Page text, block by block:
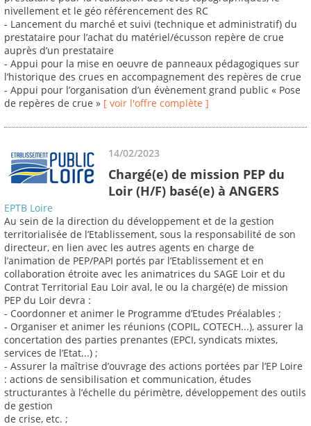
nivellement et le géo référencement des RC
- Lancement du marché et suivi (technique et administratif) du
prestataire pour l’achat du matériel/écusson repère de crue
auprès d’un prestataire
- Appui pour la mise en oeuvre de panneaux pédagogiques sur
l’historique des crues en accompagnement des repères de crue
- Appui pour l’organisation d’un évènement grand public « Pose
de repères de crue » [ voir l'offre complète ]
14/02/2023
Chargé(e) de mission PEP du
Loir (H/F) basé(e) à ANGERS
EPTB Loire
Au sein de la direction du développement et de la gestion
territorialisée de l’Etablissement, sous la responsabilité de son
directeur, en lien avec les autres agents en charge de
l’animation de PEP/PAPI portés par l’Etablissement et en
collaboration étroite avec les animatrices du SAGE Loir et du
Contrat Territorial Eau Loir aval, le ou la chargé(e) de mission
PEP du Loir devra :
- Coordonner et animer le Programme d’Etudes Préalables ;
- Organiser et animer les réunions (COPIL, COTECH...), assurer la
concertation des parties prenantes (EPCI, syndicats mixtes,
services de l’Etat...) ;
- Assurer la maîtrise d’ouvrage des actions portées par l’EP Loire
: actions de sensibilisation et communication, études
structurantes à l’échelle du périmètre, développement des outils
de gestion
de crise, etc. ;